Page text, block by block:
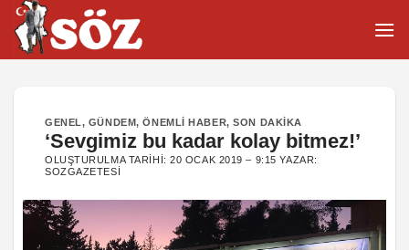
İçeriğe
atla
GENEL, GÜNDEM,ÖNEMLI HABER,SON DAKIKA
‘Sevgimiz bu kadar kolay bitmez!’
OLUŞTURULMA TARIHI:20 OCAK 2019 – 9:15 YAZAR:
SOZGAZETESI